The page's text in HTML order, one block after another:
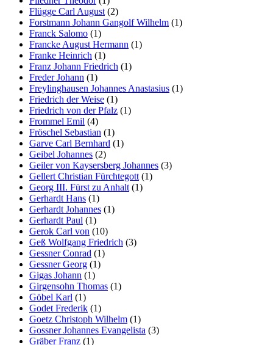
Flügge Carl August (2)
Forstmann Johann Gangolf Wilhelm (1)
Franck Salomo (1)
Francke August Hermann (1)
Franke Heinrich (1)
Franz Johann Friedrich (1)
Freder Johann (1)
Freylinghausen Johannes Anastasius (1)
Friedrich der Weise (1)
Friedrich von der Pfalz (1)
Frommel Emil (4)
Fröschel Sebastian (1)
Garve Carl Bernhard (1)
Geibel Johannes (2)
Geiler von Kaysersberg Johannes (3)
Gellert Christian Fürchtegott (1)
Georg III. Fürst zu Anhalt (1)
Gerhardt Hans (1)
Gerhardt Johannes (1)
Gerhardt Paul (1)
Gerok Carl von (10)
Geß Wolfgang Friedrich (3)
Gessner Conrad (1)
Gessner Georg (1)
Gigas Johann (1)
Girgensohn Thomas (1)
Göbel Karl (1)
Godet Frederik (1)
Goetz Christoph Wilhelm (1)
Gossner Johannes Evangelista (3)
Gräber Franz (1)